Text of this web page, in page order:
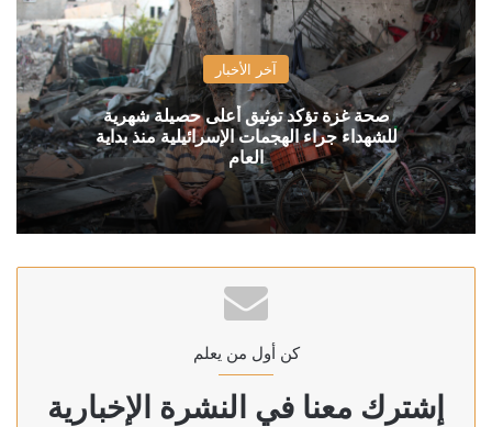
آخر الأخبار
صحة غزة تؤكد توثيق أعلى حصيلة شهرية
للشهداء جراء الهجمات الإسرائيلية منذ بداية
العام
كن أول من يعلم
إشترك معنا في النشرة الإخبارية